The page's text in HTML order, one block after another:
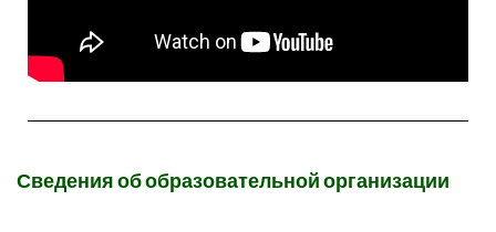
Сведения об образовательной организации